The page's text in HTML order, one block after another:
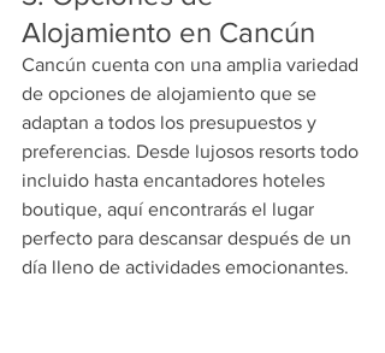
Alojamiento en Cancún
Cancún cuenta con una amplia variedad
de opciones de alojamiento que se
adaptan a todos los presupuestos y
preferencias. Desde lujosos resorts todo
incluido hasta encantadores hoteles
boutique, aquí encontrarás el lugar
perfecto para descansar después de un
día lleno de actividades emocionantes.